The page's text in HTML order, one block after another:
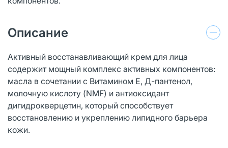
Описание
Активный восстанавливающий крем для лица
содержит мощный комплекс активных компонентов:
масла в сочетании с Витамином Е, Д-пантенол,
молочную кислоту (NMF) и антиоксидант
дигидрокверцетин, который способствует
восстановлению и укреплению липидного барьера
кожи.